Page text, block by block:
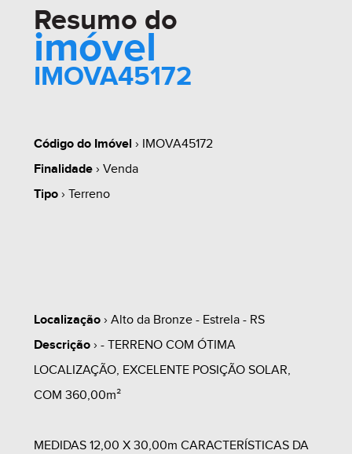
Resumo do
imóvel
IMOVA45172
Código do Imóvel › IMOVA45172
Finalidade› Venda
Tipo› Terreno
Localização› Alto da Bronze - Estrela - RS
Descrição› - TERRENO COM ÓTIMA
LOCALIZAÇÃO, EXCELENTE POSIÇÃO SOLAR,
COM 360,00m²
MEDIDAS 12,00 X 30,00m CARACTERÍSTICAS DA